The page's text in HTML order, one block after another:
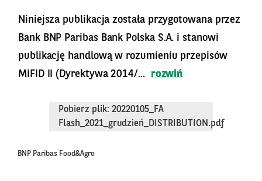
Niniejsza publikacja została przygotowana przez
Bank BNP Paribas Bank Polska S.A. i stanowi
publikację handlową w rozumieniu przepisów
MiFID II (Dyrektywa 2014/...
rozwiń
Pobierz plik: 20220105_FA
Flash_2021_grudzień_DISTRIBUTION.pdf
BNP Paribas Food&Agro